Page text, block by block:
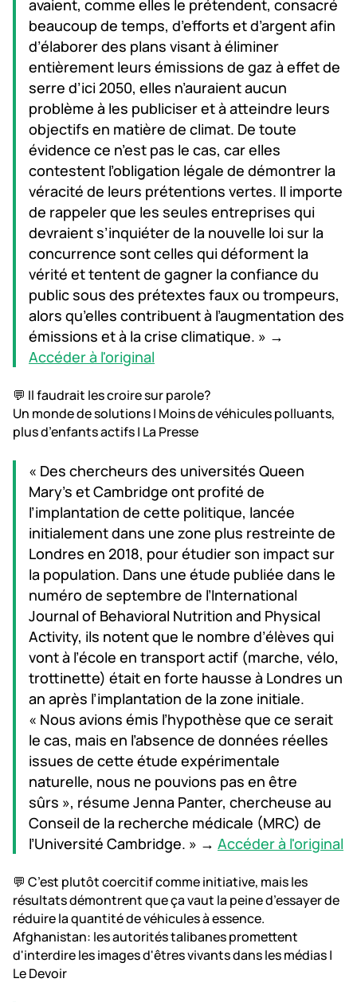
avaient, comme elles le prétendent, consacré
beaucoup de temps, d’efforts et d’argent afin
d’élaborer des plans visant à éliminer
entièrement leurs émissions de gaz à effet de
serre d’ici 2050, elles n’auraient aucun
problème à les publiciser et à atteindre leurs
objectifs en matière de climat. De toute
évidence ce n’est pas le cas, car elles
contestent l’obligation légale de démontrer la
véracité de leurs prétentions vertes. Il importe
de rappeler que les seules entreprises qui
devraient s’inquiéter de la nouvelle loi sur la
concurrence sont celles qui déforment la
vérité et tentent de gagner la confiance du
public sous des prétextes faux ou trompeurs,
alors qu’elles contribuent à l’augmentation des
émissions et à la crise climatique. » →
Accéder à l'original
💬 Il faudrait les croire sur parole?
Un monde de solutions | Moins de véhicules polluants,
plus d’enfants actifs | La Presse
« Des chercheurs des universités Queen
Mary’s et Cambridge ont profité de
l’implantation de cette politique, lancée
initialement dans une zone plus restreinte de
Londres en 2018, pour étudier son impact sur
la population. Dans une étude publiée dans le
numéro de septembre de l’International
Journal of Behavioral Nutrition and Physical
Activity, ils notent que le nombre d’élèves qui
vont à l’école en transport actif (marche, vélo,
trottinette) était en forte hausse à Londres un
an après l’implantation de la zone initiale.
« Nous avions émis l’hypothèse que ce serait
le cas, mais en l’absence de données réelles
issues de cette étude expérimentale
naturelle, nous ne pouvions pas en être
sûrs », résume Jenna Panter, chercheuse au
Conseil de la recherche médicale (MRC) de
l’Université Cambridge. » → Accéder à l'original
💬 C’est plutôt coercitif comme initiative, mais les
résultats démontrent que ça vaut la peine d’essayer de
réduire la quantité de véhicules à essence.
Afghanistan: les autorités talibanes promettent
d'interdire les images d'êtres vivants dans les médias |
Le Devoir